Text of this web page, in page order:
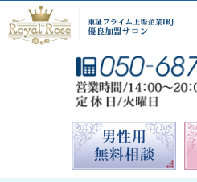
男性に人気の相談所。札幌の結婚相談所なら当相
札幌の結婚相談所なら親身なサポートが人気のロ